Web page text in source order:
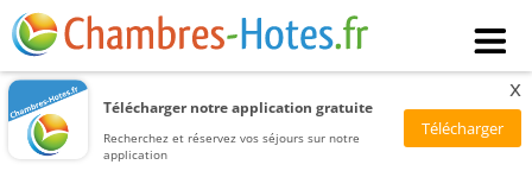
Télécharger notre application gratuite
Recherchez et réservez vos séjours sur notre
application
x